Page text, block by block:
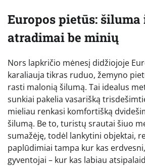
Europos pietūs:
atradimai be minių
Nors lapkričio mėnesį didžiojoje
karaliauja tikras ruduo, žemyno
rasti malonią šilumą. Tai idealus
sunkiai pakelia vasarišką
mieliau renkasi komfortišką
šilumą. Be to, turistų srautai šiuo
sumažėję, todėl lankytini objektai,
paplūdimiai tampa kur kas
gyventojai – kur kas labiau